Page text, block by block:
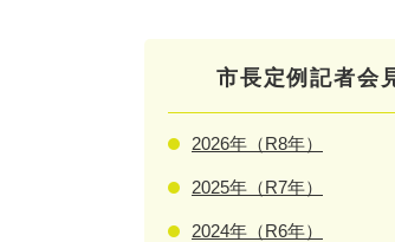
市長定例記者会
2026年（R8年）
2025年（R7年）
2024年（R6年）